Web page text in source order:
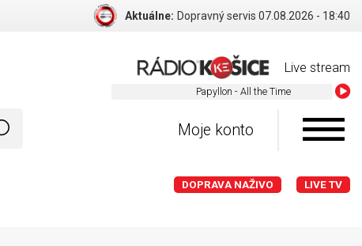
Aktuálne: Dopravný servis BA 07.08.2026 - 18:40
Live stream
Papyllon - All the Time
Moje konto
DOPRAVA NAŽIVO LIVE TV